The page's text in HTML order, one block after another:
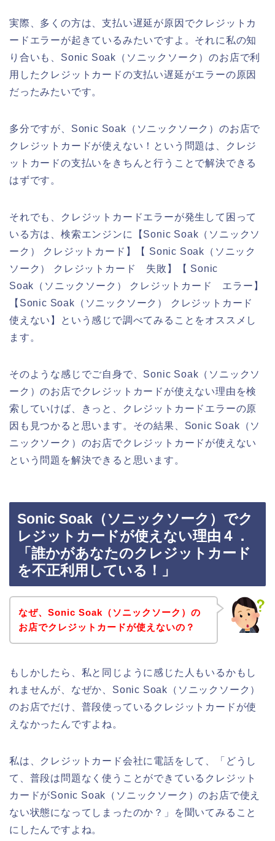
実際、多くの方は、支払い遅延が原因でクレジットカ
ードエラーが起きているみたいですよ。それに私の知
り合いも、Sonic Soak（ソニックソーク）のお店で利
用したクレジットカードの支払い遅延がエラーの原因
だったみたいです。
多分ですが、Sonic Soak（ソニックソーク）のお店で
クレジットカードが使えない！という問題は、クレジ
ットカードの支払いをきちんと行うことで解決できる
はずです。
それでも、クレジットカードエラーが発生して困って
いる方は、検索エンジンに【Sonic Soak（ソニックソ
ーク） クレジットカード】【 Sonic Soak（ソニック
ソーク） クレジットカード 失敗】【 Sonic
Soak（ソニックソーク） クレジットカード エラー】
【Sonic Soak（ソニックソーク） クレジットカード
使えない】という感じで調べてみることをオススメし
ます。
そのような感じでご自身で、Sonic Soak（ソニックソ
ーク）のお店でクレジットカードが使えない理由を検
索していけば、きっと、クレジットカードエラーの原
因も見つかると思います。その結果、Sonic Soak（ソ
ニックソーク）のお店でクレジットカードが使えない
という問題を解決できると思います。
Sonic Soak（ソニックソーク）でク
レジットカードが使えない理由４．
「誰かがあなたのクレジットカード
を不正利用している！」
なぜ、Sonic Soak（ソニックソーク）の
お店でクレジットカードが使えないの？
もしかしたら、私と同じように感じた人もいるかもし
れませんが、なぜか、Sonic Soak（ソニックソーク）
のお店でだけ、普段使っているクレジットカードが使
えなかったんですよね。
私は、クレジットカード会社に電話をして、「どうし
て、普段は問題なく使うことができているクレジット
カードがSonic Soak（ソニックソーク）のお店で使え
ない状態になってしまったのか？」を聞いてみること
にしたんですよね。